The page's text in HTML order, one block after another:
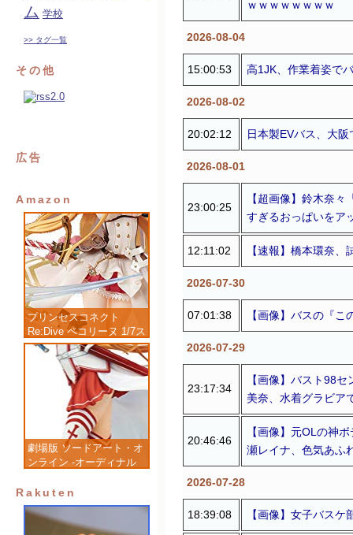
ム 学校
>> タグ一覧
その他
広告
Amazon
プリンセスコネクト
Re:Dive ペコリーヌ 1/7ス
ケール 塗装済み完成品フ
ィギュア
劇場版 ソードアート・オ
ンライン -オーディナル
成品フィギュア
Rakuten
ｗｗｗｗｗｗｗｗ
2026-08-04
15:00:53 高1JK、作業着姿で
2026-08-02
20:02:12 日本製EVバス、大
2026-08-01
23:00:25
【超画像】鈴木奈
すぎるおっぱいをア
12:11:02 【速報】橋本環奈
2026-07-30
07:01:38 【画像】バスの『
2026-07-29
23:17:34
【画像】バスト98
美奈、水着グラビア
20:46:46
【画像】元OLの神
瀬レイナ、色気あふ
2026-07-28
18:39:08 【画像】女子バス